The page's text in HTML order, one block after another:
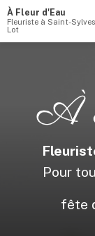
Aller
au
contenu
principal
À Fleur d'Eau
Fleuriste à Saint-Sylvestre-sur-
Lot
Pour
fête